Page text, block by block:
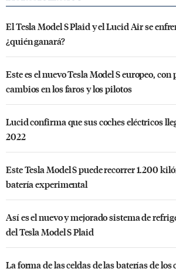
El Tesla Model S Plaid y el Lucid Air se
¿quién ganará?
Este es el nuevo Tesla Model S europeo, con
cambios en los faros y los pilotos
Lucid confirma que sus coches eléctricos
2022
Este Tesla Model S puede recorrer 1.200
batería experimental
Así es el nuevo y mejorado sistema de
del Tesla Model S Plaid
La forma de las celdas de las baterías de los